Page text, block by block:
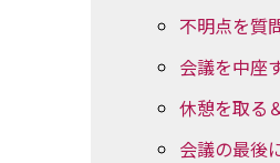
不明点を質
会議を中座
休憩を取る
会議の最後